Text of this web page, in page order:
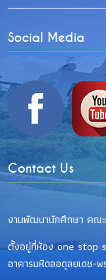
Social Media
Contact Us
งานพัฒนานักศึกษา คณ
ตั้งอยู่ที่ห้อง one stop
อาคารมหิดลอดุลยเดช-